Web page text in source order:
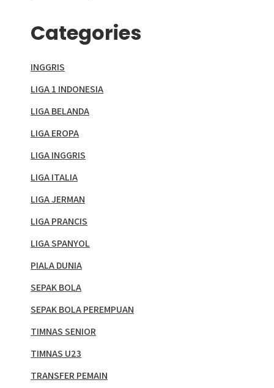
Categories
INGGRIS
LIGA 1 INDONESIA
LIGA BELANDA
LIGA EROPA
LIGA INGGRIS
LIGA ITALIA
LIGA JERMAN
LIGA PRANCIS
LIGA SPANYOL
PIALA DUNIA
SEPAK BOLA
SEPAK BOLA PEREMPUAN
TIMNAS SENIOR
TIMNAS U23
TRANSFER PEMAIN